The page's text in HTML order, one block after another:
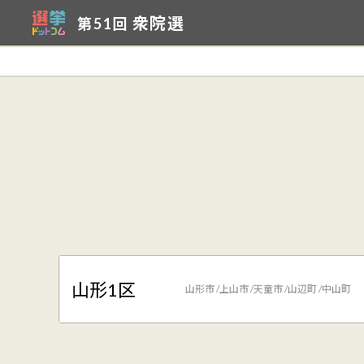
第51回 衆院選
山形1区 山形市 上山市 天童市 山辺町 中山町